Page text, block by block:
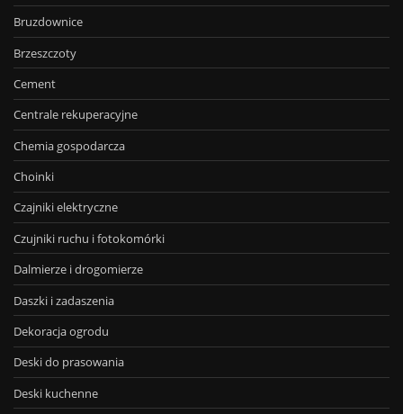
Bruzdownice
Brzeszczoty
Cement
Centrale rekuperacyjne
Chemia gospodarcza
Choinki
Czajniki elektryczne
Czujniki ruchu i fotokomórki
Dalmierze i drogomierze
Daszki i zadaszenia
Dekoracja ogrodu
Deski do prasowania
Deski kuchenne